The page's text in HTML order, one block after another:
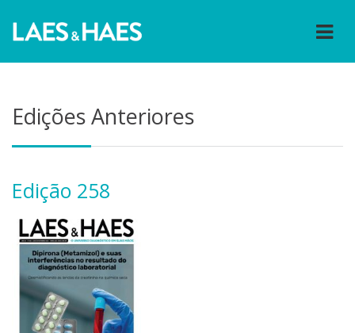
Edições Anteriores
Edição 258